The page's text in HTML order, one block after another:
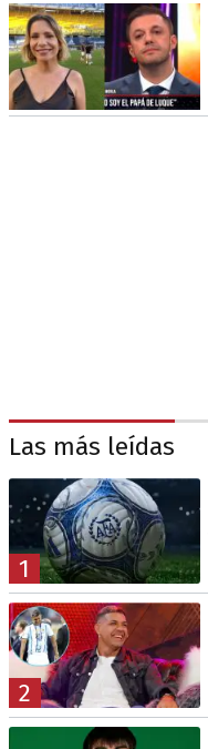
Las más leídas
1
2